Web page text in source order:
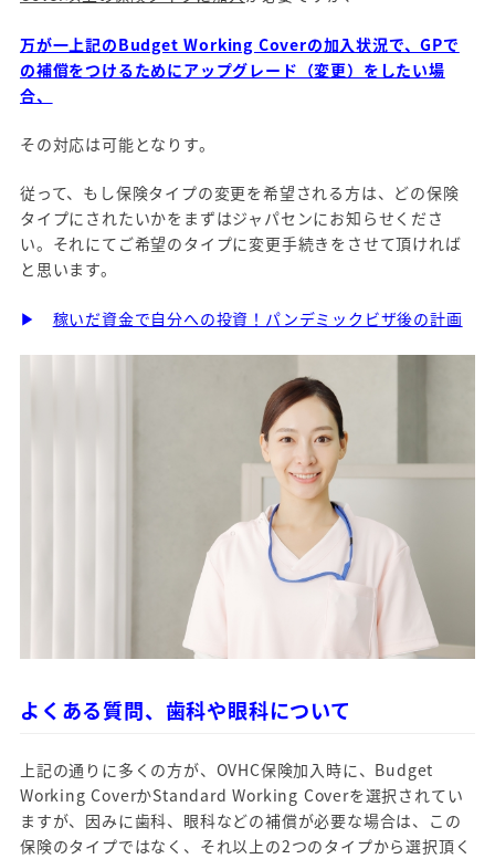
万が一上記のBudget Working Coverの加入状況で、GPで
の補償をつけるためにアップグレード（変更）をしたい場
合、
その対応は可能となりす。
従って、もし保険タイプの変更を希望される方は、どの保険
タイプにされたいかをまずはジャパセンにお知らせくださ
い。それにてご希望のタイプに変更手続きをさせて頂ければ
と思います。
▶ 稼いだ資金で自分への投資！パンデミックビザ後の計画
よくある質問、歯科や眼科について
上記の通りに多くの方が、OVHC保険加入時に、Budget
Working CoverかStandard Working Coverを選択されてい
ますが、因みに歯科、眼科などの補償が必要な場合は、この
保険のタイプではなく、それ以上の2つのタイプから選択頂く